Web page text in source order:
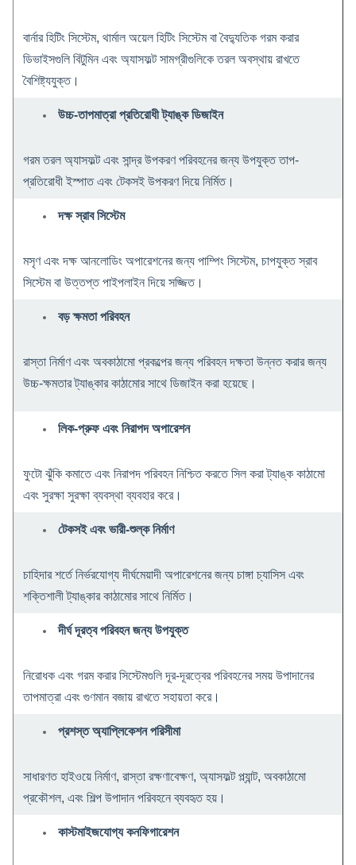
বার্নার হিটিং সিস্টেম, থার্মাল অয়েল হিটিং সিস্টেম বা বৈদ্যুতিক গরম করার
ডিভাইসগুলি বিটুমিন এবং অ্যাসফল্ট সামগ্রীগুলিকে তরল অবস্থায় রাখতে
বৈশিষ্ট্যযুক্ত।
উচ্চ-তাপমাত্রা প্রতিরোধী ট্যাঙ্ক ডিজাইন
গরম তরল অ্যাসফল্ট এবং সান্দ্র উপকরণ পরিবহনের জন্য উপযুক্ত তাপ-
প্রতিরোধী ইস্পাত এবং টেকসই উপকরণ দিয়ে নির্মিত।
দক্ষ স্রাব সিস্টেম
মসৃণ এবং দক্ষ আনলোডিং অপারেশনের জন্য পাম্পিং সিস্টেম, চাপযুক্ত স্রাব
সিস্টেম বা উত্তপ্ত পাইপলাইন দিয়ে সজ্জিত।
বড় ক্ষমতা পরিবহন
রাস্তা নির্মাণ এবং অবকাঠামো প্রকল্পের জন্য পরিবহন দক্ষতা উন্নত করার জন্য
উচ্চ-ক্ষমতার ট্যাঙ্কার কাঠামোর সাথে ডিজাইন করা হয়েছে।
লিক-প্রুফ এবং নিরাপদ অপারেশন
ফুটো ঝুঁকি কমাতে এবং নিরাপদ পরিবহন নিশ্চিত করতে সিল করা ট্যাঙ্ক কাঠামো
এবং সুরক্ষা সুরক্ষা ব্যবস্থা ব্যবহার করে।
টেকসই এবং ভারী-শুল্ক নির্মাণ
চাহিদার শর্তে নির্ভরযোগ্য দীর্ঘমেয়াদী অপারেশনের জন্য চাঙ্গা চ্যাসিস এবং
শক্তিশালী ট্যাঙ্কার কাঠামোর সাথে নির্মিত।
দীর্ঘ দূরত্ব পরিবহন জন্য উপযুক্ত
নিরোধক এবং গরম করার সিস্টেমগুলি দূর-দূরত্বের পরিবহনের সময় উপাদানের
তাপমাত্রা এবং গুণমান বজায় রাখতে সহায়তা করে।
প্রশস্ত অ্যাপ্লিকেশন পরিসীমা
সাধারণত হাইওয়ে নির্মাণ, রাস্তা রক্ষণাবেক্ষণ, অ্যাসফল্ট প্ল্যান্ট, অবকাঠামো
প্রকৌশল, এবং শিল্প উপাদান পরিবহনে ব্যবহৃত হয়।
কাস্টমাইজযোগ্য কনফিগারেশন